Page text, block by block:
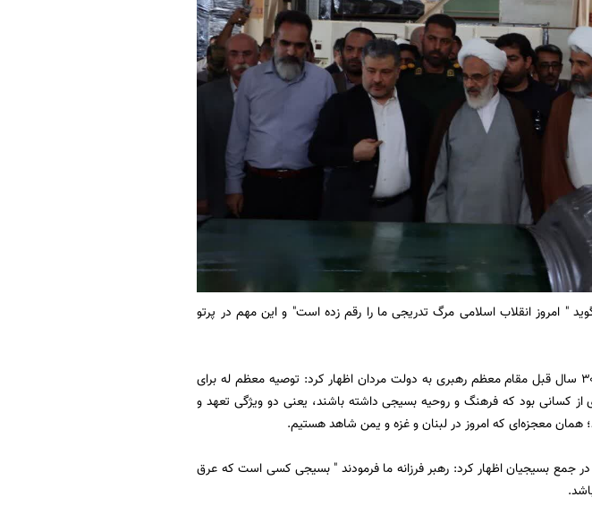
" امروز انقلاب اسلامی مرگ تدریجی ما را رقم زده است" و این مهم در پرتو
حجت السلام والمسلمین حاجی صادقی با اشاره به سخنان ۳۰ سال قبل مقام معظم رهبری به دولت مردان اظهار کرد: توصیه معظم له برای
کسانی بود که فرهنگ و روحیه بسیجی داشته باشند، یعنی دو ویژگی تعهد و
معجزه‌ای که امروز در لبنان و غزه و یمن شاهد هستیم.
جمع بسیجیان اظهار کرد: رهبر فرزانه ما فرمودند " بسیجی کسی است که عرق